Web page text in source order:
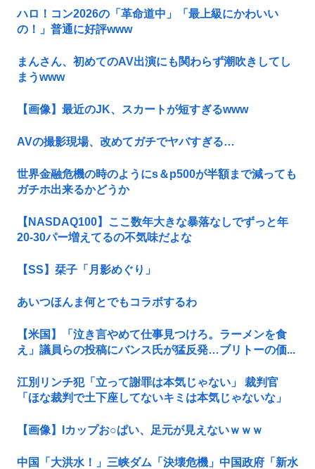
ハロ！コン2026の「革命道中」「最上級にかわいい
の！」普通に好評www
まんさん、初めてのAV出演にも関わらず潮吹きしてし
まうwww
【画像】最近のJK、スカートが短すぎるwww
AVの撮影現場、改めてガチでヤバすぎる…
世界金融危機の時のようにs＆p500が半額まで減っても
ガチホ出来るかどうか
【NASDAQ100】ここ数年大きな暴落なしでずっと年
20-30パー増えてるの不気味だよな
【SS】栞子「月影めぐり」
あいつほんま何とでもコラボするわ
【米国】「泣き言やめて仕事見つけろ。ラーメンを食
え」議員らの投稿にバンス氏が猛反発…ブリトーの価...
江別リンチ犯「立って謝罪は本気じゃない」 裁判官
「ほな裁判で土下座してないキミは本気じゃないな」
【画像】Iカップお○ぱい、足元が見えないｗｗｗ
中国「大洪水！」三峡ダム「決壊危機」中国政府「新水